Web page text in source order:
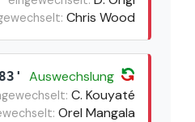
Chris Wood
83' Auswechslung
C. Kouyaté
Orel Mangala